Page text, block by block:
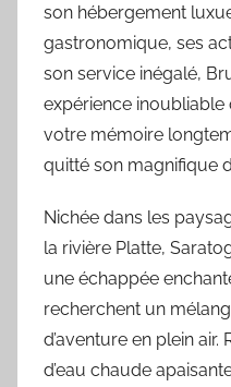
son hébergement
gastronomique, ses
son service inégalé,
expérience
votre mémoire
quitté son magnifique
Nichée dans les
la rivière Platte,
une échappée
recherchent un
d’aventure en plein
d’eau chaude